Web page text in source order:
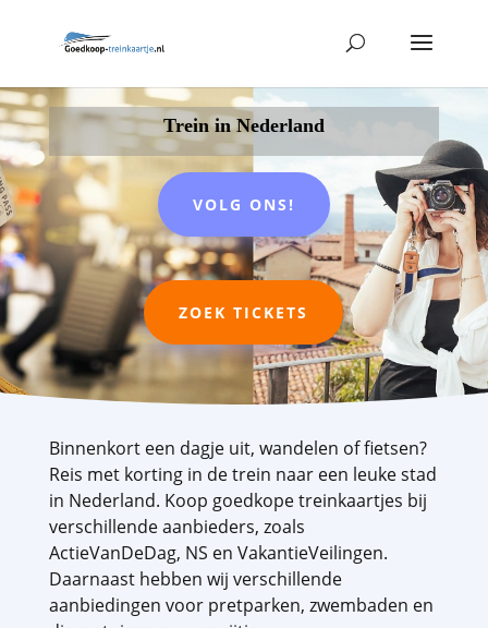
Trein in Nederland
VOLG ONS!
ZOEK TICKETS
Binnenkort een dagje uit, wandelen of fietsen?
Reis met korting in de trein naar een leuke stad
in Nederland. Koop goedkope treinkaartjes bij
verschillende aanbieders, zoals
ActieVanDeDag, NS en VakantieVeilingen.
Daarnaast hebben wij verschillende
aanbiedingen voor pretparken, zwembaden en